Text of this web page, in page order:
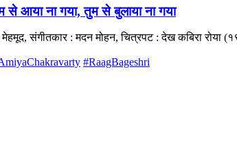
आया ना गया, तुम से बुलाया ना गया
संगीतकार : मदन मोहन, चित्रपट : देख कबिरा
#RaagBageshri